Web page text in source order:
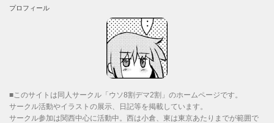
プロフィール
■このサイトは同人サークル「ウソ8割デマ2割」のホームページです。
サークル活動やイラストの展示、日記等を掲載しています。
サークル参加は関西中心に活動中。西は小倉、東は東京あたりまでが範囲で